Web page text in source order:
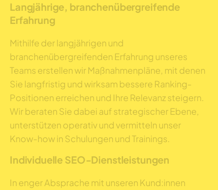
Langjährige, branchenübergreifende
Erfahrung
Mithilfe der langjährigen und
branchenübergreifenden Erfahrung unseres
Teams erstellen wir Maßnahmenpläne, mit denen
Sie langfristig und wirksam bessere Ranking-
Positionen erreichen und Ihre Relevanz steigern.
Wir beraten Sie dabei auf strategischer Ebene,
unterstützen operativ und vermitteln unser
Know-how in Schulungen und Trainings.
Individuelle SEO-Dienstleistungen
In enger Absprache mit unseren Kund:innen